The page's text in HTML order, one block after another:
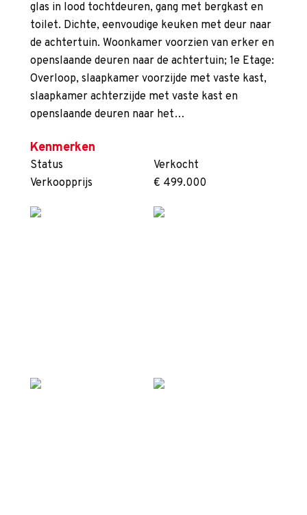
glas in lood tochtdeuren, gang met bergkast en
toilet. Dichte, eenvoudige keuken met deur naar
de achtertuin. Woonkamer voorzien van erker en
openslaande deuren naar de achtertuin; 1e Etage:
Overloop, slaapkamer voorzijde met vaste kast,
slaapkamer achterzijde met vaste kast en
openslaande deuren naar het…
Kenmerken
Status
Verkocht
Verkoopprijs
€ 499.000